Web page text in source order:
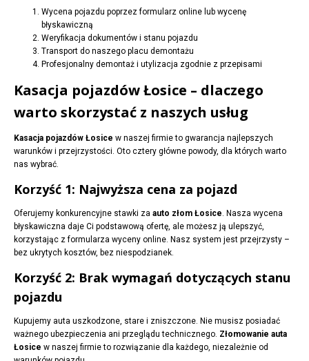
Wycena pojazdu poprzez formularz online lub wycenę
błyskawiczną
Weryfikacja dokumentów i stanu pojazdu
Transport do naszego placu demontażu
Profesjonalny demontaż i utylizacja zgodnie z przepisami
Kasacja pojazdów Łosice – dlaczego
warto skorzystać z naszych usług
Kasacja pojazdów Łosice w naszej firmie to gwarancja najlepszych
warunków i przejrzystości. Oto cztery główne powody, dla których warto
nas wybrać.
Korzyść 1: Najwyższa cena za pojazd
Oferujemy konkurencyjne stawki za auto złom Łosice. Nasza wycena
błyskawiczna daje Ci podstawową ofertę, ale możesz ją ulepszyć,
korzystając z formularza wyceny online. Nasz system jest przejrzysty –
bez ukrytych kosztów, bez niespodzianek.
Korzyść 2: Brak wymagań dotyczących stanu
pojazdu
Kupujemy auta uszkodzone, stare i zniszczone. Nie musisz posiadać
ważnego ubezpieczenia ani przeglądu technicznego. Złomowanie auta
Łosice w naszej firmie to rozwiązanie dla każdego, niezależnie od